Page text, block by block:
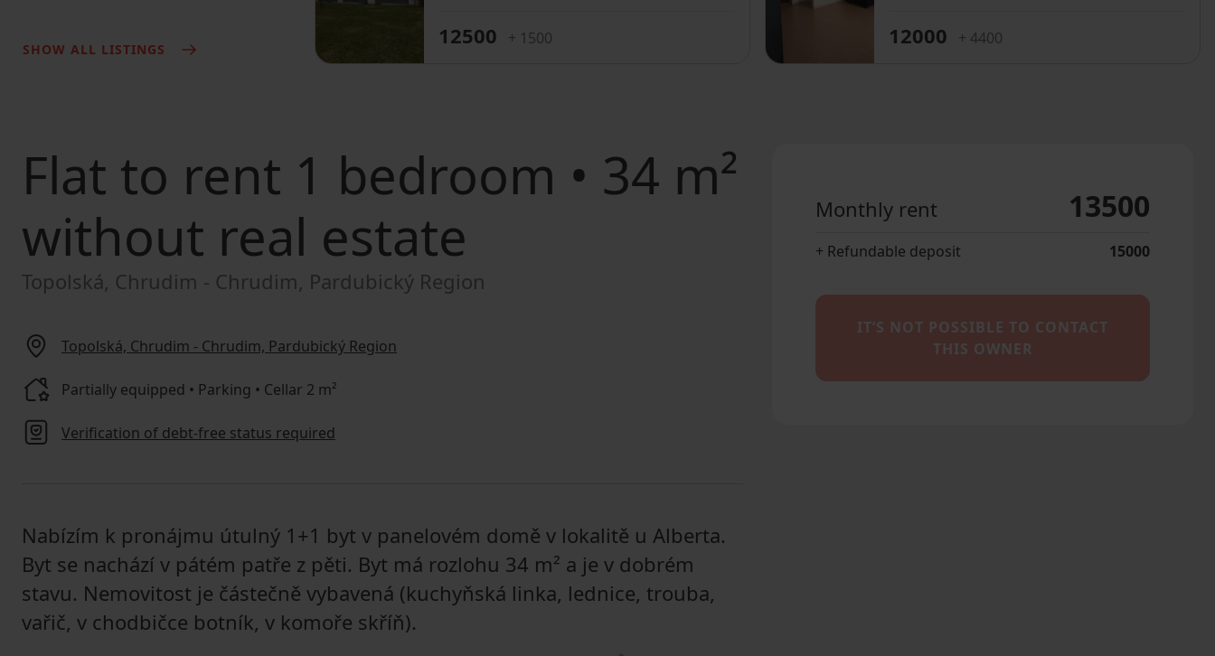
SHOW ALL LISTINGS
12500 + 1500 12000 + 4400
Flat to rent 1 bedroom • 34 m²
without real estate
Topolská, Chrudim - Chrudim, Pardubický Region
Topolská, Chrudim - Chrudim, Pardubický Region
Partially equipped • Parking • Cellar 2 m²
Verification of debt-free status required
Nabízím k pronájmu útulný 1+1 byt v panelovém domě v lokalitě u Alberta.
Byt se nachází v pátém patře z pěti. Byt má rozlohu 34 m² a je v dobrém
stavu. Nemovitost je částečně vybavená (kuchyňská linka, lednice, trouba,
vařič, v chodbičce botník, v komoře skříň).
Monthly rent 13500
+ Refundable deposit 15000
IT’S NOT POSSIBLE TO CONTACT
THIS OWNER